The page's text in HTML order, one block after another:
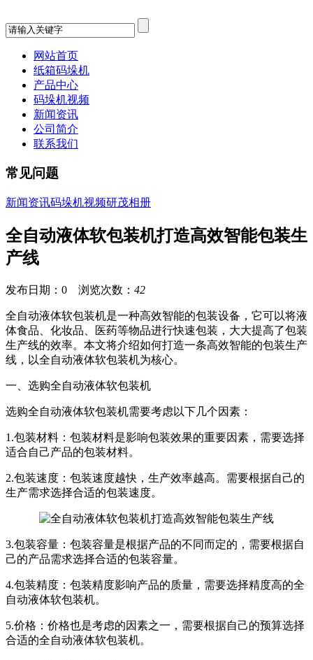
网站首页
纸箱码垛机
产品中心
码垛机视频
新闻资讯
公司简介
联系我们
常见问题
新闻资讯码垛机视频研茂相册
全自动液体软包装机打造高效智能包装生
产线
发布日期：0 浏览次数： 42
全自动液体软包装机是一种高效智能的包装设备，它可以将液
体食品、化妆品、医药等物品进行快速包装，大大提高了包装
生产线的效率。本文将介绍如何打造一条高效智能的包装生产
线，以全自动液体软包装机为核心。
一、选购全自动液体软包装机
选购全自动液体软包装机需要考虑以下几个因素：
1.包装材料：包装材料是影响包装效果的重要因素，需要选择
适合自己产品的包装材料。
2.包装速度：包装速度越快，生产效率越高。需要根据自己的
生产需求选择合适的包装速度。
3.包装容量：包装容量是根据产品的不同而定的，需要根据自
己的产品需求选择合适的包装容量。
4.包装精度：包装精度影响产品的质量，需要选择精度高的全
自动液体软包装机。
5.价格：价格也是考虑的因素之一，需要根据自己的预算选择
合适的全自动液体软包装机。